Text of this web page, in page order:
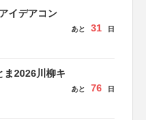
イデアコン
あと 31 日
ま2026川柳キ
あと 76 日